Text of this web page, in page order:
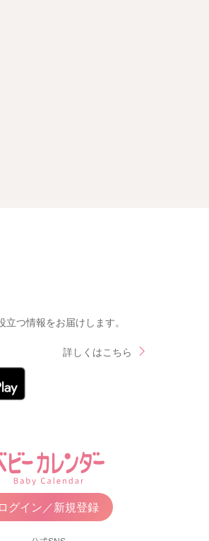
つ情報をお届けします。
詳しくはこちら
ログイン／新規登録